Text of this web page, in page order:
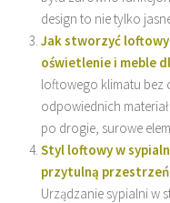
design to nie tylko
Jak stworzyć loftowy
oświetlenie i meble
loftowego klimatu bez
odpowiednich
po drogie, surowe
Styl loftowy w
przytulną
Urządzanie sypialni w